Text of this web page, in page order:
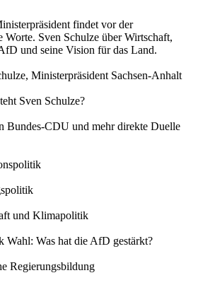
findet vor der
Worte. Sven Schulze über Wirtschaft,
und seine Vision für das Land.
Ministerpräsident Sachsen-Anhalt
Sven Schulze?
Bundes-CDU und mehr direkte Duelle
und Klimapolitik
Wahl: Was hat die AfD gestärkt?
Regierungsbildung